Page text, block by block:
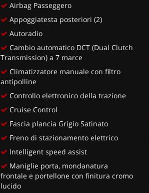
Airbag Passeggero
Appoggiatesta posteriori (2)
Autoradio
Cambio automatico DCT (Dual Clutch
Transmission) a 7 marce
Climatizzatore manuale con filtro
antipolline
Controllo elettronico della trazione
Cruise Control
Fascia plancia Grigio Satinato
Freno di stazionamento elettrico
Intelligent speed assist
Maniglie porta, mondanatura
frontale e portellone con finitura cromo
lucido